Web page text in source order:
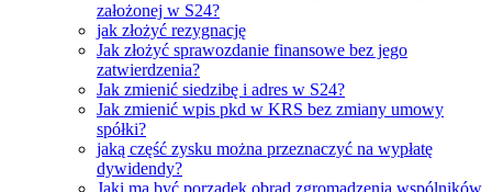
założonej w S24?
jak złożyć rezygnację
Jak złożyć sprawozdanie finansowe bez jego
zatwierdzenia?
Jak zmienić siedzibę i adres w S24?
Jak zmienić wpis pkd w KRS bez zmiany umowy
spółki?
jaką część zysku można przeznaczyć na wypłatę
dywidendy?
Jaki ma być porządek obrad zgromadzenia wspólników